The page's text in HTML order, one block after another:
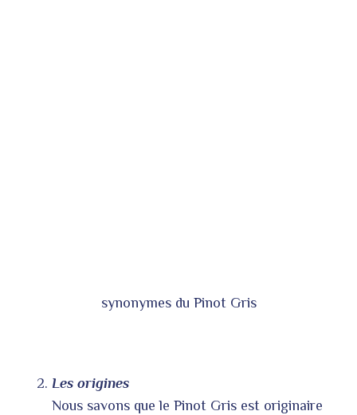
synonymes du Pinot Gris
Les origines
Nous savons que le Pinot Gris est originaire